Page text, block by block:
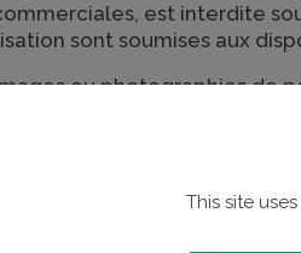
est interdite
sont soumises aux
ou photographies de
par FEEBAT avec
sans autorisation
des droits d’auteur, des
aux communications
titre, vous ne pouvez
This site